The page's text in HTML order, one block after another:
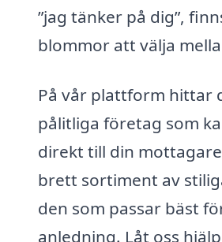
”jag tänker på dig”,
blommor att välja
På vår plattform hittar
pålitliga företag som
direkt till din
brett sortiment av
den som passar bäst
anledning. Låt oss